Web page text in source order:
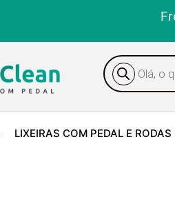
LIXEIRAS COM PEDAL E RODAS